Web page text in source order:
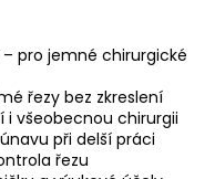
pro jemné chirurgické
řezy bez zkreslení
i všeobecnou chirurgii
při delší práci
řezu